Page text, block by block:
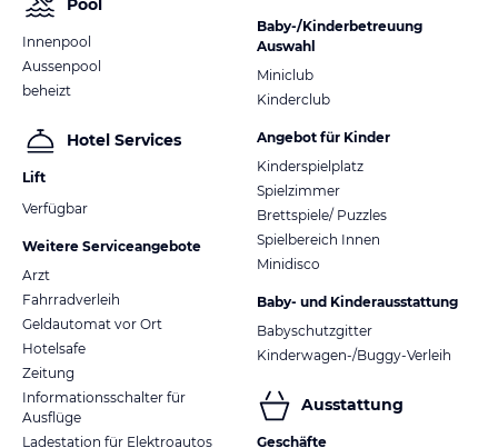
Pool
Innenpool
Aussenpool
beheizt
Hotel Services
Lift
Verfügbar
Weitere Serviceangebote
Arzt
Fahrradverleih
Geldautomat vor Ort
Hotelsafe
Zeitung
Informationsschalter für
Ausflüge
Ladestation für Elektroautos
Baby-/Kinderbetreuung
Auswahl
Miniclub
Kinderclub
Angebot für Kinder
Kinderspielplatz
Spielzimmer
Brettspiele/ Puzzles
Spielbereich Innen
Minidisco
Baby- und Kinderausstattung
Babyschutzgitter
Kinderwagen-/Buggy-Verleih
Ausstattung
Geschäfte